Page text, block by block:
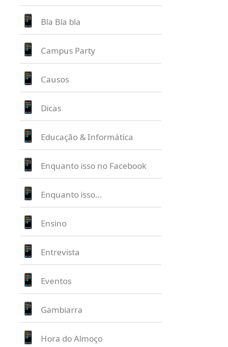
Bla Bla bla
Campus Party
Causos
Dicas
Educação & Informática
Enquanto isso no Facebook
Enquanto isso…
Ensino
Entrevista
Eventos
Gambiarra
Hora do Almoço